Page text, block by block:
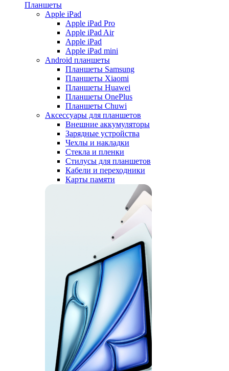
Планшеты
Apple iPad
Apple iPad Pro
Apple iPad Air
Apple iPad
Apple iPad mini
Android планшеты
Планшеты Samsung
Планшеты Xiaomi
Планшеты Huawei
Планшеты OnePlus
Планшеты Chuwi
Аксессуары для планшетов
Внешние аккумуляторы
Зарядные устройства
Чехлы и накладки
Стекла и пленки
Стилусы для планшетов
Кабели и переходники
Карты памяти